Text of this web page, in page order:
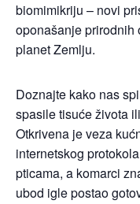
biomimikriju – novi
oponašanje prirodnih
planet Zemlju.
Doznajte kako nas
spasile tisuće života
Otkrivena je veza
internetskog
pticama, a komarci
ubod igle postao